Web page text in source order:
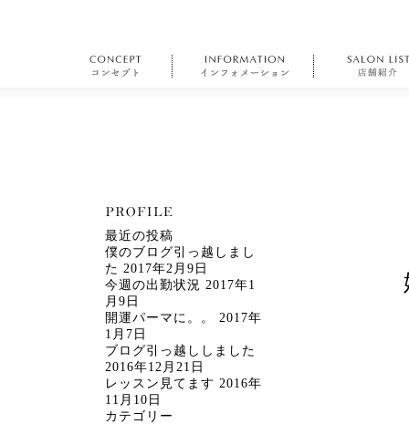
最近の投稿
僕のブログ引っ越しまし
た 2017年2月9日
今週の出勤状況 2017年1
月9日
開運パーマに。。
2017年
1月7日
ブログ引っ越ししました
2016年12月21日
レッスン見てます 2016年
11月10日
カテゴリー